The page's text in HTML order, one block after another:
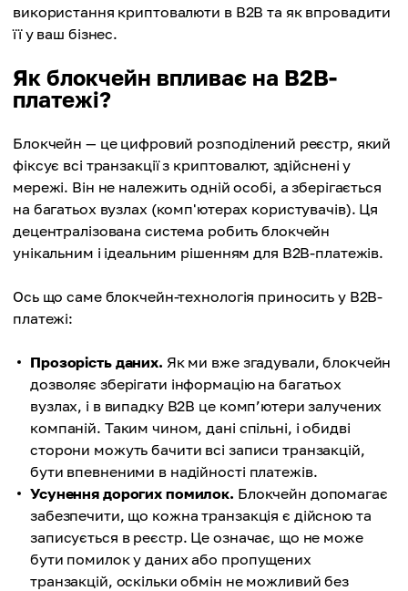
використання криптовалюти в B2B та як впровадити
її у ваш бізнес.
Як блокчейн впливає на B2B-
платежі?
Блокчейн — це цифровий розподілений реєстр, який
фіксує всі транзакції з криптовалют, здійснені у
мережі. Він не належить одній особі, а зберігається
на багатьох вузлах (комп'ютерах користувачів). Ця
децентралізована система робить блокчейн
унікальним і ідеальним рішенням для B2B-платежів.
Ось що саме блокчейн-технологія приносить у B2B-
платежі:
Прозорість даних. Як ми вже згадували, блокчейн
дозволяє зберігати інформацію на багатьох
вузлах, і в випадку B2B це комп’ютери залучених
компаній. Таким чином, дані спільні, і обидві
сторони можуть бачити всі записи транзакцій,
бути впевненими в надійності платежів.
Усунення дорогих помилок. Блокчейн допомагає
забезпечити, що кожна транзакція є дійсною та
записується в реєстр. Це означає, що не може
бути помилок у даних або пропущених
транзакцій, оскільки обмін не можливий без